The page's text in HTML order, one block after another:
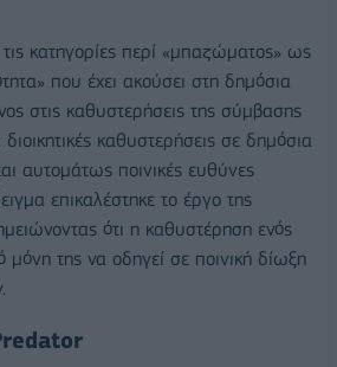
κατηγορίες περί «μπαζώματος» ως
που έχει ακούσει στη δημόσια
στις καθυστερήσεις της σύμβασης
καθυστερήσεις σε δημόσια
αυτομάτως ποινικές ευθύνες
επικαλέστηκε το έργο της
ότι η καθυστέρηση ενός
της να οδηγεί σε ποινική δίωξη